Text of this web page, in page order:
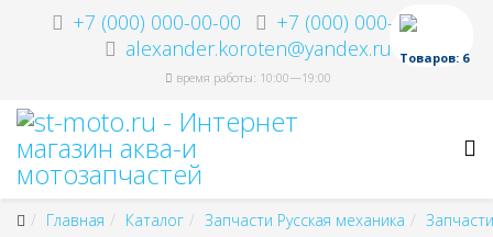
+7 (000) 000-00-00
+7 (000) 000-00-00
alexander.koroten@yandex.ru
время работы: 10:00—19:00
Товаров: 6
Главная Каталог Запчасти Русская механика